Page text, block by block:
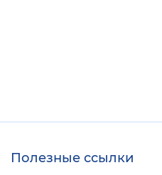
Полезные ссылки